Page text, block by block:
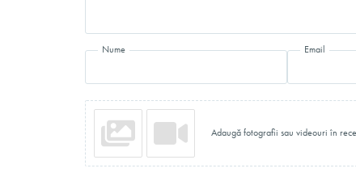
Nume Email
Adaugă fotografii sau videouri în